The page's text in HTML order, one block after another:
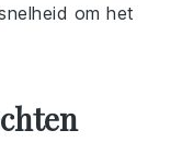
om het